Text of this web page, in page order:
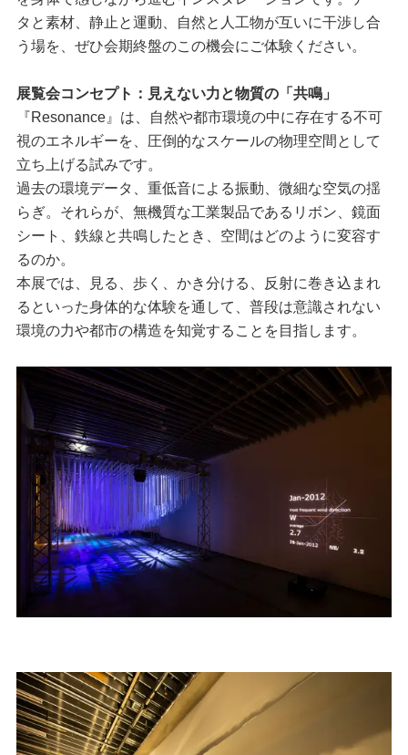
タと素材、静止と運動、自然と人工物が互いに干渉し合
う場を、ぜひ会期終盤のこの機会にご体験ください。
展覧会コンセプト：見えない力と物質の「共鳴」
『Resonance』は、自然や都市環境の中に存在する不可
視のエネルギーを、圧倒的なスケールの物理空間として
立ち上げる試みです。
過去の環境データ、重低音による振動、微細な空気の揺
らぎ。それらが、無機質な工業製品であるリボン、鏡面
シート、鉄線と共鳴したとき、空間はどのように変容す
るのか。
本展では、見る、歩く、かき分ける、反射に巻き込まれ
るといった身体的な体験を通して、普段は意識されない
環境の力や都市の構造を知覚することを目指します。